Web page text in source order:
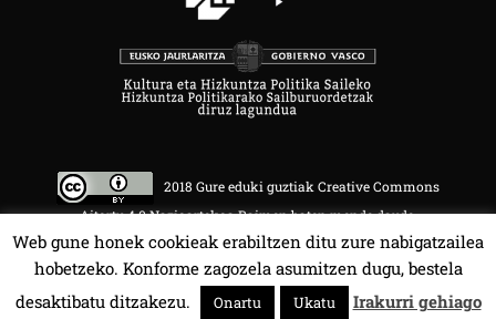
2018 Gure eduki guztiak Creative Commons
Aitortu 4.0 Nazioartekoa Baimen baten mende daude.
HALA BEDI BAT 107.4 MHz.
Web gune honek cookieak erabiltzen ditu zure nabigatzailea
hobetzeko. Konforme zagozela asumitzen dugu, bestela
desaktibatu ditzakezu.
Onartu Ukatu Irakurri gehiago